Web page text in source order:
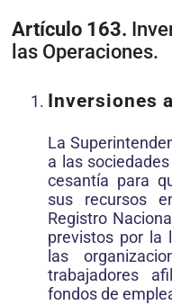
Artículo 163.
las Operaciones.
Inversiones
La
a las
cesantía para
sus recursos
Registro
previstos por la
las
trabajadores
fondos de